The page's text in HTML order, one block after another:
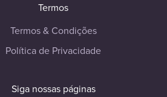
Termos
Termos & Condições
Política de Privacidade
Siga nossas páginas